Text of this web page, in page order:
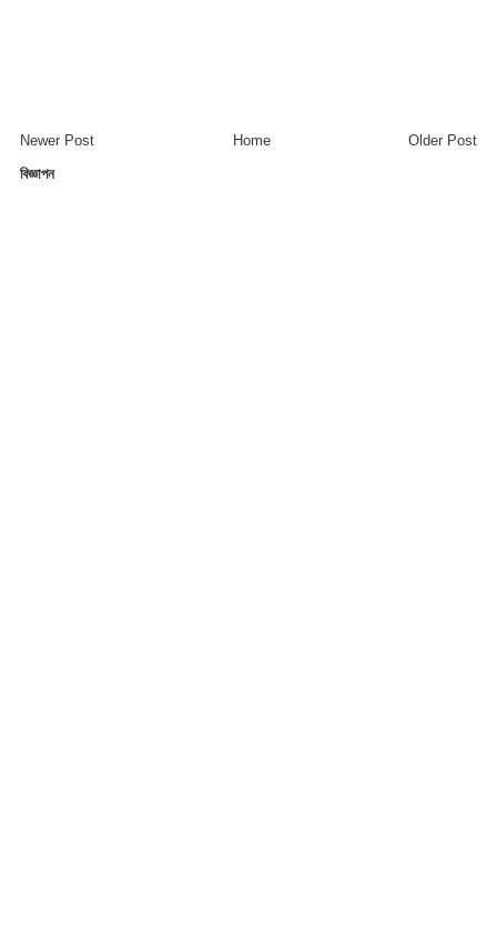
Newer Post Older Post
Home
বিজ্ঞাপন